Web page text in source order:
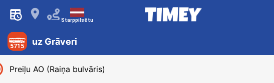
󰍎 Starppilsētu
5715 uz Grāveri
Preiļu AO (Raiņa bulvāris)